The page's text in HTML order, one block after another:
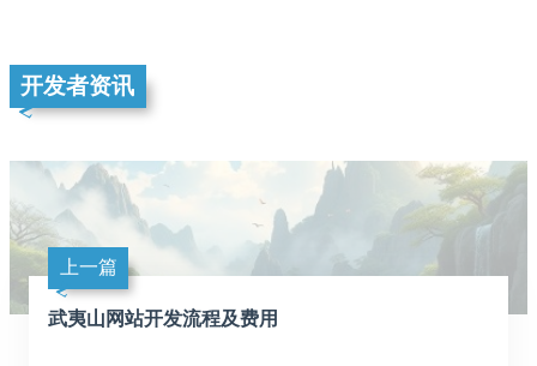
开发者资讯
上一篇
武夷山网站开发流程及费用